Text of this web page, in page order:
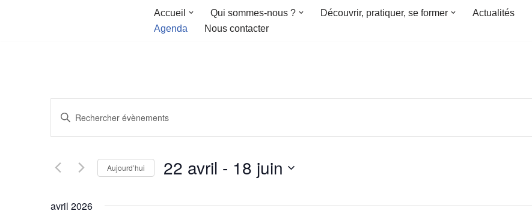
Accueil Qui sommes-nous ? Découvrir, pratiquer, se former Actualités
Agenda
Nous contacter
Recherche
et
navigation
de
vues
Saisir
Rechercher
Évènements
Aujourd’hui 22 avril - 18 juin
avril 2026